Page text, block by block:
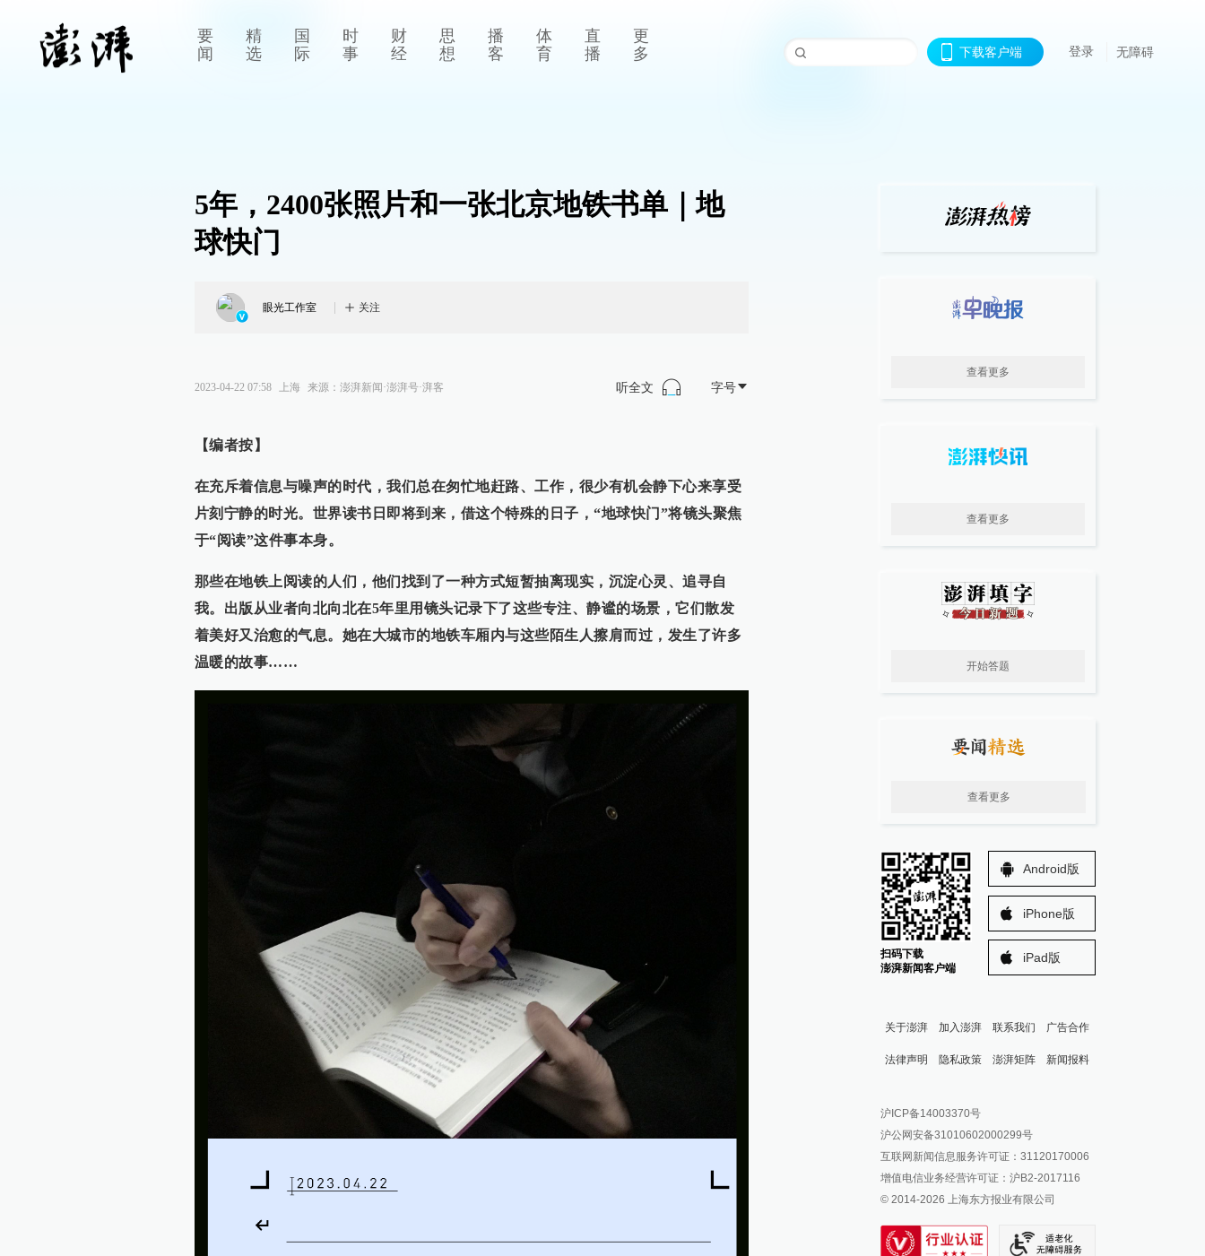
要
闻
精
选
国
际
时
事
财
经
思
想
播
客
体
育
直
播
更
多
下载客户端 登录 无障碍
5年，2400张照片和一张北京地铁书单｜地
球快门
眼光工作室 关注
2023-04-22 07:58 上海 来源： 澎湃新闻·澎湃号·湃客 听全文 字号
【编者按】
在充斥着信息与噪声的时代，我们总在匆忙地赶路、工作，很少有机会静下心来享受
片刻宁静的时光。世界读书日即将到来，借这个特殊的日子，“地球快门”将镜头聚焦
于“阅读”这件事本身。
那些在地铁上阅读的人们，他们找到了一种方式短暂抽离现实，沉淀心灵、追寻自
我。出版从业者向北向北在5年里用镜头记录下了这些专注、静谧的场景，它们散发
着美好又治愈的气息。她在大城市的地铁车厢内与这些陌生人擦肩而过，发生了许多
温暖的故事……
查看更多
查看更多
开始答题
查看更多
扫码下载
澎湃新闻客户端
Android版
iPhone版
iPad版
关于澎湃 加入澎湃 联系我们 广告合作
法律声明 隐私政策 澎湃矩阵
澎湃新闻公众号
澎湃新闻抖音号
派生万物开放平台
IP SHANGHAI
SIXTH TONE
新闻报料
报料邮箱: news@thepaper.cn
沪ICP备14003370号
沪公网安备31010602000299号
互联网新闻信息服务许可证：31120170006
增值电信业务经营许可证：沪B2-2017116
© 2014-2026 上海东方报业有限公司